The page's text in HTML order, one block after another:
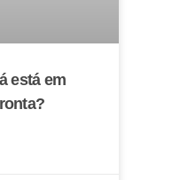
está em